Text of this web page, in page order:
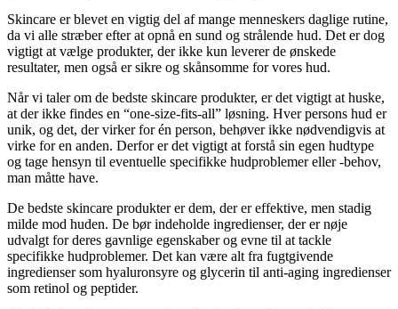
Skincare er blevet en vigtig del af mange menneskers daglige rutine,
da vi alle stræber efter at opnå en sund og strålende hud. Det er dog
vigtigt at vælge produkter, der ikke kun leverer de ønskede
resultater, men også er sikre og skånsomme for vores hud.
Når vi taler om de bedste skincare produkter, er det vigtigt at huske,
at der ikke findes en “one-size-fits-all” løsning. Hver persons hud er
unik, og det, der virker for én person, behøver ikke nødvendigvis at
virke for en anden. Derfor er det vigtigt at forstå sin egen hudtype
og tage hensyn til eventuelle specifikke hudproblemer eller -behov,
man måtte have.
De bedste skincare produkter er dem, der er effektive, men stadig
milde mod huden. De bør indeholde ingredienser, der er nøje
udvalgt for deres gavnlige egenskaber og evne til at tackle
specifikke hudproblemer. Det kan være alt fra fugtgivende
ingredienser som hyaluronsyre og glycerin til anti-aging ingredienser
som retinol og peptider.